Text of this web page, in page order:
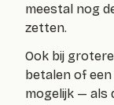
meestal nog
zetten.
Ook bij
betalen of
mogelijk — als